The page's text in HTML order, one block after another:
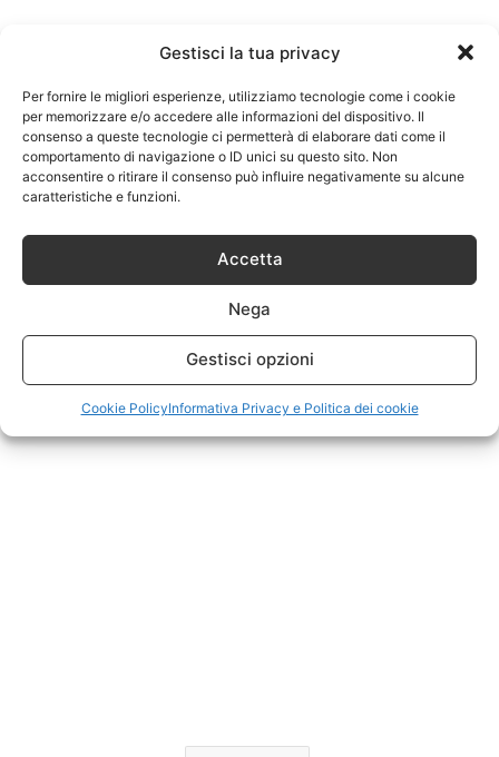
Gestisci la tua privacy
Per fornire le migliori esperienze, utilizziamo tecnologie come i cookie
per memorizzare e/o accedere alle informazioni del dispositivo. Il
consenso a queste tecnologie ci permetterà di elaborare dati come il
comportamento di navigazione o ID unici su questo sito. Non
acconsentire o ritirare il consenso può influire negativamente su alcune
caratteristiche e funzioni.
Accetta
Nega
Gestisci opzioni
Cookie PolicyInformativa Privacy e Politica dei cookie